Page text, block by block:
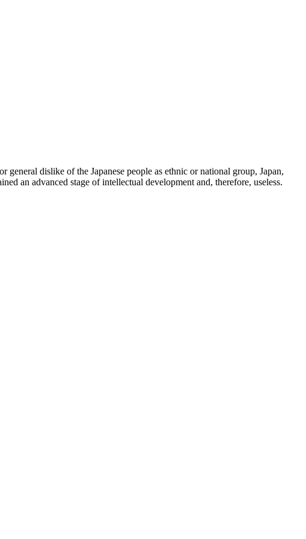
dislike of the Japanese people as ethnic or national group, Japan,
an advanced stage of intellectual development and, therefore, useless.